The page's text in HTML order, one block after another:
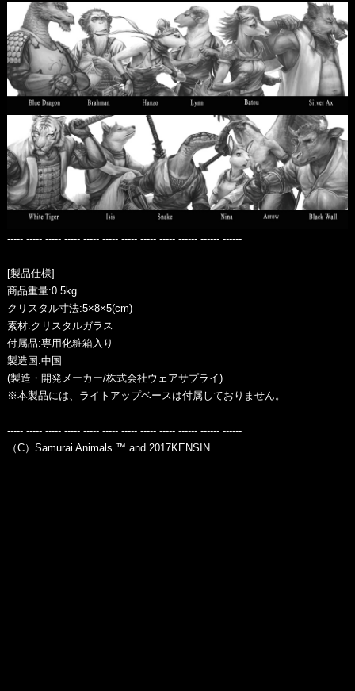
----- ----- ----- ----- ----- ----- ----- ----- ----- ------ ------ ------
[製品仕様]
商品重量:0.5kg
クリスタル寸法:5×8×5(cm)
素材:クリスタルガラス
付属品:専用化粧箱入り
製造国:中国
(製造・開発メーカー/株式会社ウェアサプライ)
※本製品には、ライトアップベースは付属しておりません。
----- ----- ----- ----- ----- ----- ----- ----- ----- ------ ------ ------
（C）Samurai Animals ™ and 2017KENSIN